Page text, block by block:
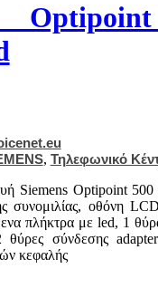
, Τηλεφωνικό
Siemens Optipoint
συνομιλίας, οθόνη
πλήκτρα με led, 1
σύνδεσης
κεφαλής